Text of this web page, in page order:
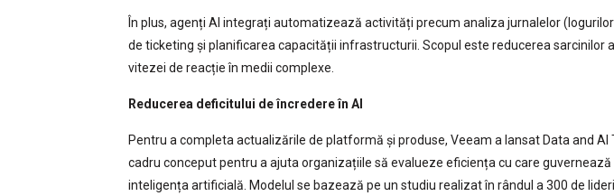
În plus, agenți AI integrați automatizează activități precum analiza jurnalelor
de ticketing și planificarea capacității infrastructurii. Scopul este reducerea sarcinilor
vitezei de reacție în medii complexe.
Reducerea deficitului de încredere în AI
Pentru a completa actualizările de platformă și produse, Veeam a lansat Data and AI
cadru conceput pentru a ajuta organizațiile să evalueze eficiența cu care
inteligența artificială. Modelul se bazează pe un studiu realizat în rândul a 300 de